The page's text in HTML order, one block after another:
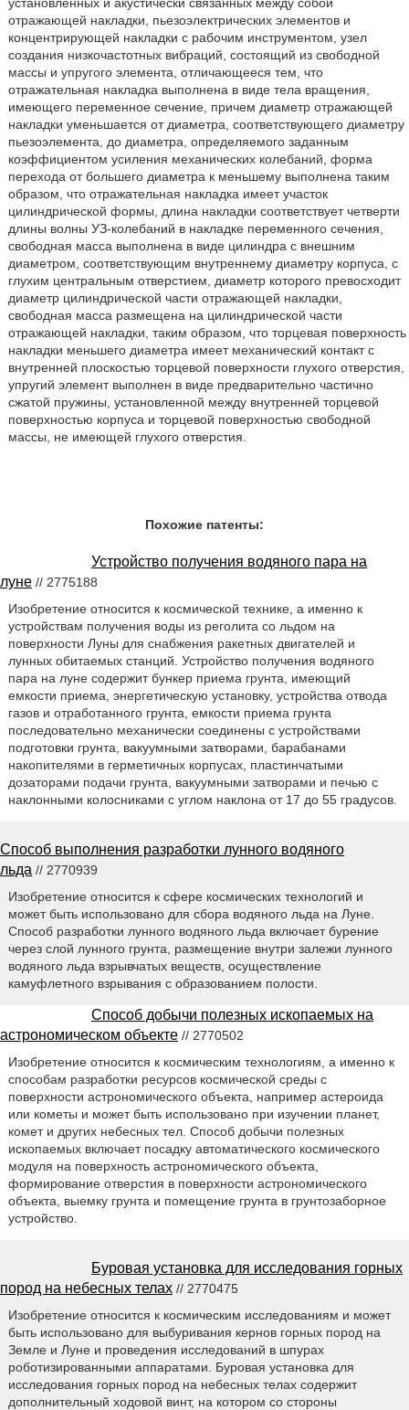
отражающей накладки, пьезоэлектрических элементов и
концентрирующей накладки с рабочим инструментом, узел
создания низкочастотных вибраций, состоящий из свободной
массы и упругого элемента, отличающееся тем, что
отражательная накладка выполнена в виде тела вращения,
имеющего переменное сечение, причем диаметр отражающей
накладки уменьшается от диаметра, соответствующего диаметру
пьезоэлемента, до диаметра, определяемого заданным
коэффициентом усиления механических колебаний, форма
перехода от большего диаметра к меньшему выполнена таким
образом, что отражательная накладка имеет участок
цилиндрической формы, длина накладки соответствует четверти
длины волны УЗ-колебаний в накладке переменного сечения,
свободная масса выполнена в виде цилиндра с внешним
диаметром, соответствующим внутреннему диаметру корпуса, с
глухим центральным отверстием, диаметр которого превосходит
диаметр цилиндрической части отражающей накладки,
свободная масса размещена на цилиндрической части
отражающей накладки, таким образом, что торцевая поверхность
накладки меньшего диаметра имеет механический контакт с
внутренней плоскостью торцевой поверхности глухого отверстия,
упругий элемент выполнен в виде предварительно частично
сжатой пружины, установленной между внутренней торцевой
поверхностью корпуса и торцевой поверхностью свободной
массы, не имеющей глухого отверстия.
Похожие патенты:
Устройство получения водяного пара на
луне // 2775188
Изобретение относится к космической технике, а именно к
устройствам получения воды из реголита со льдом на
поверхности Луны для снабжения ракетных двигателей и
лунных обитаемых станций. Устройство получения водяного
пара на луне содержит бункер приема грунта, имеющий
емкости приема, энергетическую установку, устройства отвода
газов и отработанного грунта, емкости приема грунта
последовательно механически соединены с устройствами
подготовки грунта, вакуумными затворами, барабанами
накопителями в герметичных корпусах, пластинчатыми
дозаторами подачи грунта, вакуумными затворами и печью с
наклонными колосниками с углом наклона от 17 до 55 градусов.
Способ выполнения разработки лунного водяного
льда // 2770939
Изобретение относится к сфере космических технологий и
может быть использовано для сбора водяного льда на Луне.
Способ разработки лунного водяного льда включает бурение
через слой лунного грунта, размещение внутри залежи лунного
водяного льда взрывчатых веществ, осуществление
камуфлетного взрывания с образованием полости.
Способ добычи полезных ископаемых на
астрономическом объекте // 2770502
Изобретение относится к космическим технологиям, а именно к
способам разработки ресурсов космической среды с
поверхности астрономического объекта, например астероида
или кометы и может быть использовано при изучении планет,
комет и других небесных тел. Способ добычи полезных
ископаемых включает посадку автоматического космического
модуля на поверхность астрономического объекта,
формирование отверстия в поверхности астрономического
объекта, выемку грунта и помещение грунта в грунтозаборное
устройство.
Буровая установка для исследования горных
пород на небесных телах // 2770475
Изобретение относится к космическим исследованиям и может
быть использовано для выбуривания кернов горных пород на
Земле и Луне и проведения исследований в шпурах
роботизированными аппаратами. Буровая установка для
исследования горных пород на небесных телах содержит
дополнительный ходовой винт, на котором со стороны